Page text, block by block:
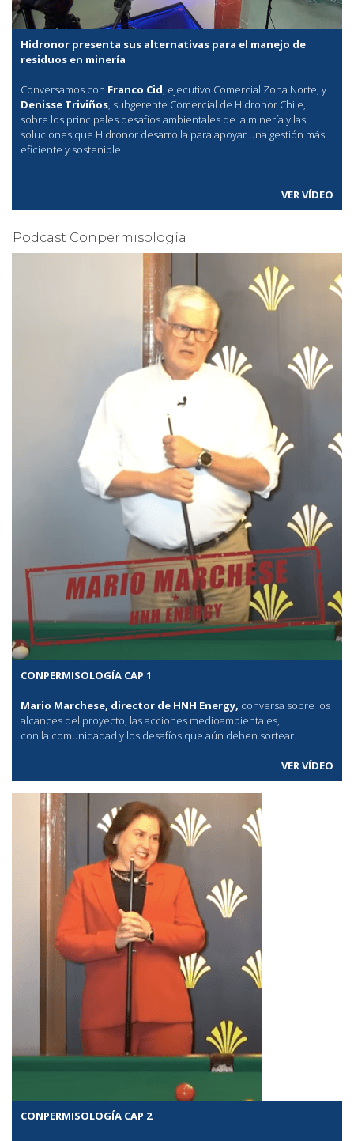
Hidronor presenta sus alternativas para el manejo de
residuos en minería
Conversamos con Franco Cid, ejecutivo Comercial Zona Norte, y
Denisse Triviños, subgerente Comercial de Hidronor Chile,
sobre los principales desafíos ambientales de la minería y las
soluciones que Hidronor desarrolla para apoyar una gestión más
eficiente y sostenible.
VER VÍDEO
Podcast Conpermisología
CONPERMISOLOGÍA CAP 1
Mario Marchese, director de HNH Energy, conversa sobre los
alcances del proyecto, las acciones medioambientales,
con la comunidadad y los desafíos que aún deben sortear.
VER VÍDEO
CONPERMISOLOGÍA CAP 2